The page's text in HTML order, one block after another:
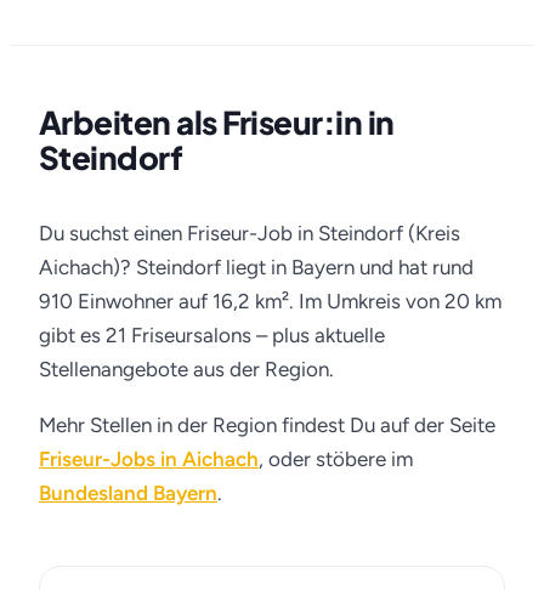
Arbeiten als Friseur:in in
Steindorf
Du suchst einen Friseur-Job in Steindorf (Kreis
Aichach)? Steindorf liegt in Bayern und hat rund
910 Einwohner auf 16,2 km². Im Umkreis von 20 km
gibt es 21 Friseursalons – plus aktuelle
Stellenangebote aus der Region.
Mehr Stellen in der Region findest Du auf der Seite
Friseur-Jobs in Aichach, oder stöbere im
Bundesland Bayern.